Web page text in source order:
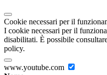
Cookie necessari per il
I cookie necessari per il
disabilitati. È possibile
policy.
www.youtube.com